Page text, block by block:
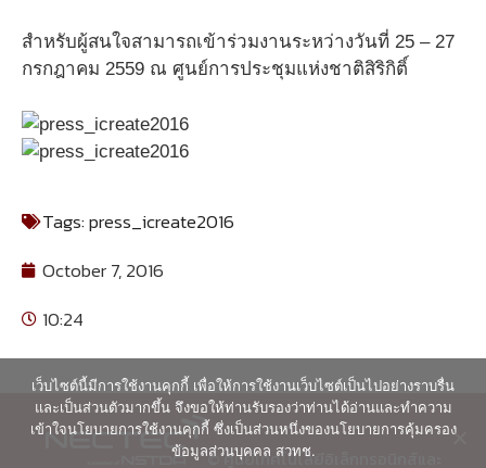
สำหรับผู้สนใจสามารถเข้าร่วมงานระหว่างวันที่ 25 – 27
กรกฎาคม 2559 ณ ศูนย์การประชุมแห่งชาติสิริกิติ์
Tags:press_icreate2016
October 7, 2016
10:24
© ศูนย์เทคโนโลยีอิเล็กทรอนิกส์และ
เว็บไซต์นี้มีการใช้งานคุกกี้ เพื่อให้การใช้งานเว็บไซต์เป็นไปอย่างราบรื่น
และเป็นส่วนตัวมากขึ้น จึงขอให้ท่านรับรองว่าท่านได้อ่านและทำความ
เข้าใจนโยบายการใช้งานคุกกี้ ซึ่งเป็นส่วนหนึ่งของนโยบายการคุ้มครอง
ข้อมูลส่วนบุคคล สวทช.